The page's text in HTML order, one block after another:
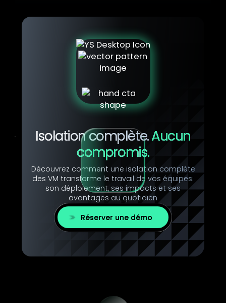
Isolation complète.Aucun
compromis.
Découvrez comment une isolation complète
des VM transforme le travail de vos équipes:
son déploiement, ses impacts et ses
avantages au quotidien
Réserver une démo